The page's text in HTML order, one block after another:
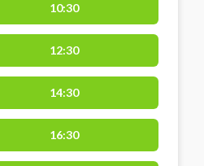
10:30
12:30
14:30
16:30